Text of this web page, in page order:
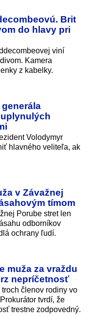
Brit
do hlavy pri
viní
Kamera
z kabelky.
Volodymyr
hlavného veliteľa, ak
v Závažnej
tímom
Porube stret len
odborníkov
ochrany ľudí.
muža za vraždu
nepríčetnosť
členov rodiny vo
tvrdí, že
trestne zodpovedný.